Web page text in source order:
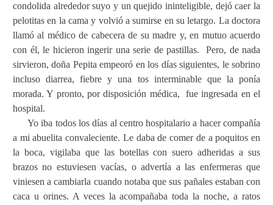
condolida alrededor suyo y un quejido ininteligible, dejó caer la
pelotitas en la cama y volvió a sumirse en su letargo. La doctora
llamó al médico de cabecera de su madre y, en mutuo acuerdo
con él, le hicieron ingerir una serie de pastillas.
Pero, de nada
sirvieron, doña Pepita empeoró en los días siguientes, le sobrino
incluso diarrea, fiebre y una tos interminable que la ponía
morada. Y pronto, por disposición médica,
fue ingresada en el
hospital.
Yo iba todos los días al centro hospitalario a hacer compañía
a mi abuelita convaleciente. Le daba de comer de a poquitos en
la boca, vigilaba que las botellas con suero adheridas a sus
brazos no estuviesen vacías, o advertía a las enfermeras que
viniesen a cambiarla cuando notaba que sus pañales estaban con
caca u orines. A veces la acompañaba toda la noche, a ratos